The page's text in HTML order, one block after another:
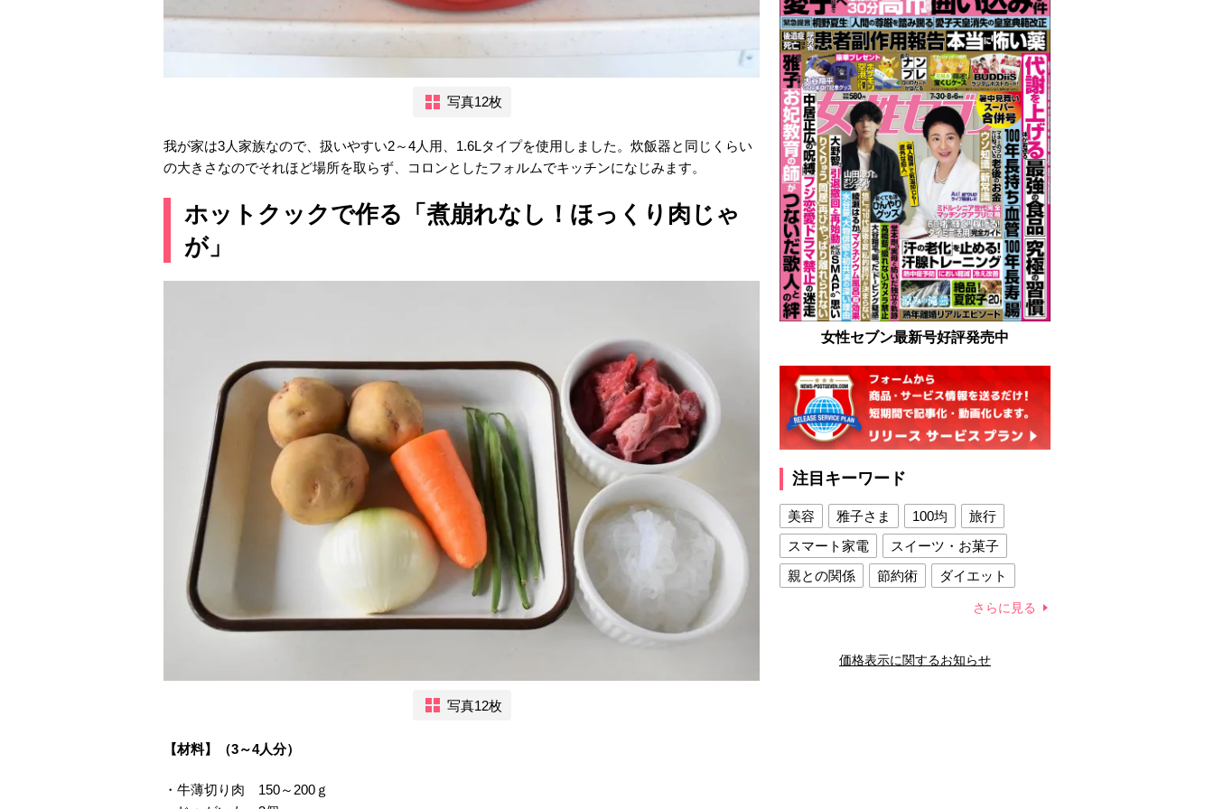
写真12枚
我が家は3人家族なので、扱いやすい2～4人用、1.6Lタイプを使用しました。炊飯器と同じくらい
の大きさなのでそれほど場所を取らず、コロンとしたフォルムでキッチンになじみます。
ホットクックで作る「煮崩れなし！ほっくり肉じゃ
が」
写真12枚
【材料】（3～4人分）
・牛薄切り肉 150～200ｇ
女性セブン最新号好評発売中
注目キーワード
美容 雅子さま 100均
旅行
スマート家電
スイーツ・お菓子
親との関係
節約術
ダイエット
夫との関係
新津春子 どか食い
さらに見る
価格表示に関するお知らせ